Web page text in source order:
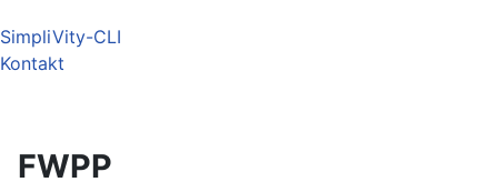
SimpliVity-CLI
Kontakt
FWPP